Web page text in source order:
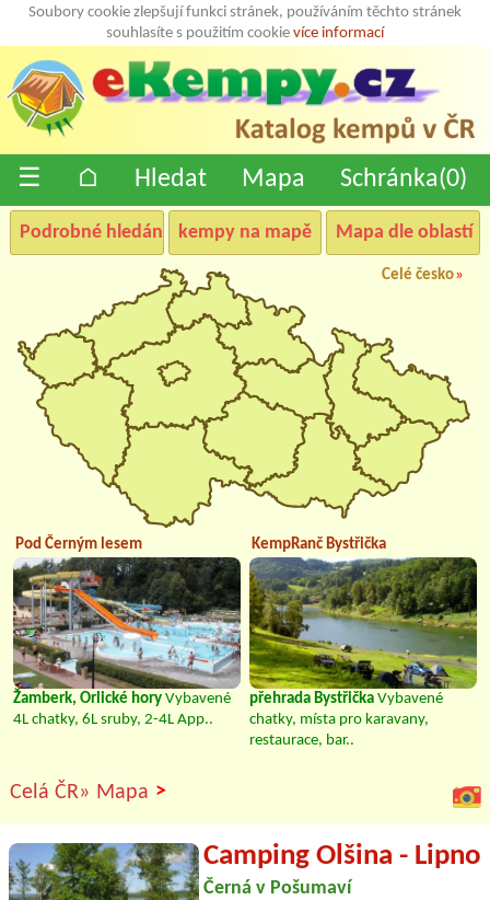
Soubory cookie zlepšují funkci stránek, používáním těchto stránek
souhlasíte s použitím cookie více informací
☰ ⌂ Hledat Mapa Schránka(0)
Podrobné hledání kempy na mapě Mapa dle oblastí
Celé česko»
Pod Černým lesem
Žamberk, Orlické hory Vybavené
4L chatky, 6L sruby, 2-4L App..
KempRanč Bystřička
přehrada Bystřička Vybavené
chatky, místa pro karavany,
restaurace, bar..
Celá ČR» Mapa >
Camping Olšina - Lipno
Černá v Pošumaví